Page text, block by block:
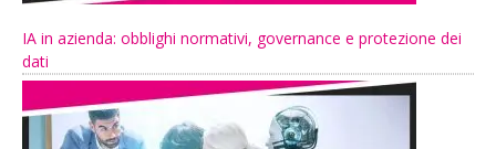
IA in azienda: obblighi normativi, governance e protezione dei
dati